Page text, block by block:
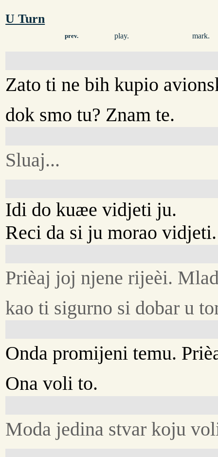
U Turn
prev. play. mark.
Zato ti ne bih kupio
dok smo tu? Znam te.
Sluaj...
Idi do kuæe vidjeti ju.
Reci da si ju morao vidjeti.
Prièaj joj njene rijeèi.
kao ti sigurno si dobar u
Onda promijeni temu.
Ona voli to.
Moda jedina stvar koju